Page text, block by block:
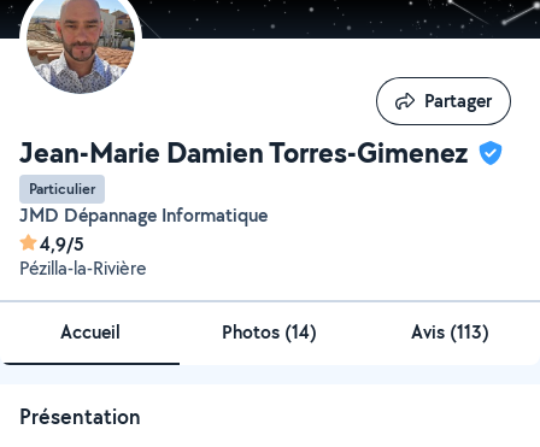
Jean-Marie Damien Torres-Gimenez
Particulier
JMD Dépannage Informatique
4,9/5
Pézilla-la-Rivière
Partager
Partager
Accueil Photos (14) Avis (113)
Présentation